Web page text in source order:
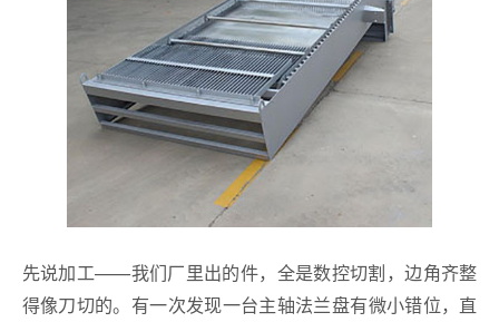
先说加工——我们厂里出的件，全是数控切割，边角齐整
得像刀切的。有一次发现一台主轴法兰盘有微小错位，直